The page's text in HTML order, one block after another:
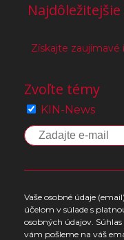
Získajte
Zvoľte témy
KIN-News
Vaše osobné údaje
účelom v súlade s
osobných údajov.
vám pošleme na váš